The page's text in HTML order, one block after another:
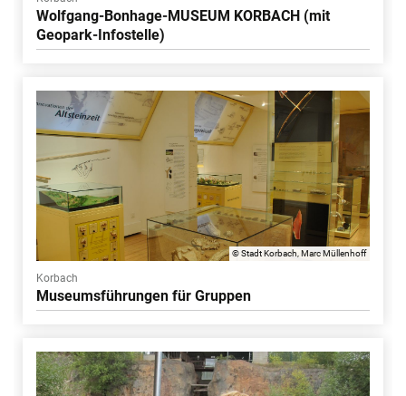
Wolfgang-Bonhage-MUSEUM KORBACH (mit
Geopark-Infostelle)
© Stadt Korbach, Marc Müllenhoff
Korbach
Museumsführungen für Gruppen